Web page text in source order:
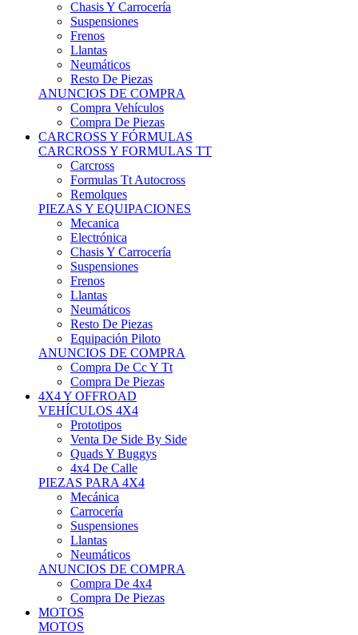
Frenos
Llantas
Neumáticos
Resto De Piezas
ANUNCIOS DE COMPRA
Compra Vehículos
Compra De Piezas
CARCROSS Y FÓRMULAS
CARCROSS Y FORMULAS TT
Carcross
Formulas Tt Autocross
Remolques
PIEZAS Y EQUIPACIONES
Mecanica
Electrónica
Chasis Y Carrocería
Suspensiones
Frenos
Llantas
Neumáticos
Resto De Piezas
Equipación Piloto
ANUNCIOS DE COMPRA
Compra De Cc Y Tt
Compra De Piezas
4X4 Y OFFROAD
VEHÍCULOS 4X4
Prototipos
Venta De Side By Side
Quads Y Buggys
4x4 De Calle
PIEZAS PARA 4X4
Mecánica
Carrocería
Suspensiones
Llantas
Neumáticos
ANUNCIOS DE COMPRA
Compra De 4x4
Compra De Piezas
MOTOS
MOTOS
Motos De Circuito